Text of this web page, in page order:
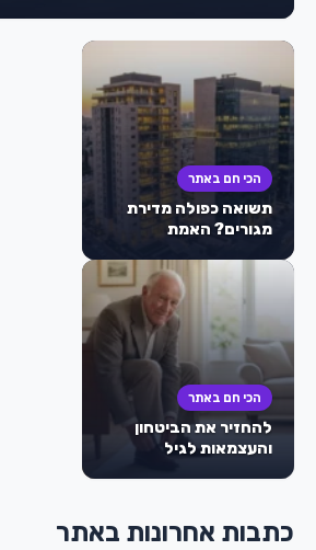
הכי חם באתר
תשואה כפולה מדירת
מגורים? האמת
הטרנד של משרדים
להשקעה בישראל
הכי חם באתר
להחזיר את הביטחון
והעצמאות לגיל
למבוגרים
כתבות אחרונות באתר